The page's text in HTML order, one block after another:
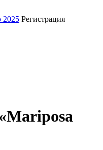
2025 Регистрация